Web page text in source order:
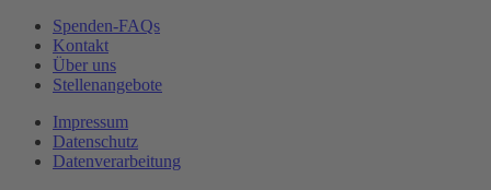
Spenden-FAQs
Kontakt
Über uns
Stellenangebote
Impressum
Datenschutz
Datenverarbeitung